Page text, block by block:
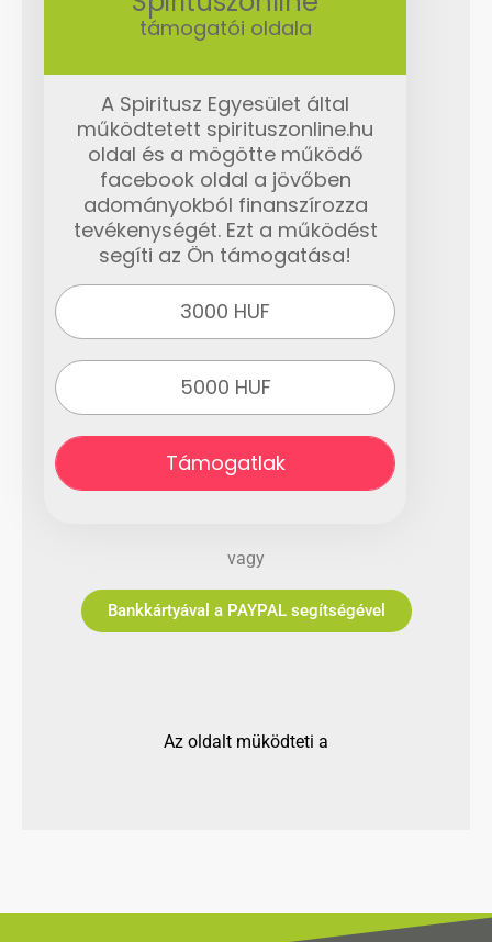
támogatói oldala
A Spiritusz Egyesület által
működtetett spirituszonline.hu
oldal és a mögötte működő
facebook oldal a jövőben
adományokból finanszírozza
tevékenységét. Ezt a működést
segíti az Ön támogatása!
3000 HUF
5000 HUF
Támogatlak
vagy
Bankkártyával a PAYPAL segítségével
Az oldalt müködteti a